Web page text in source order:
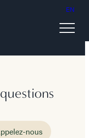
EN
nous